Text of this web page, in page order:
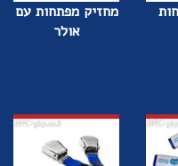
מחזיק מפתחות עם
אולר